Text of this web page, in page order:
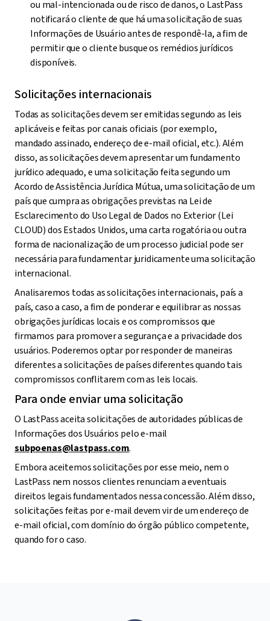
ou mal-intencionada ou de risco de danos, o LastPass
notificará o cliente de que há uma solicitação de suas
Informações de Usuário antes de respondê-la, a fim de
permitir que o cliente busque os remédios jurídicos
disponíveis.
Solicitações internacionais
Todas as solicitações devem ser emitidas segundo as leis
aplicáveis e feitas por canais oficiais (por exemplo,
mandado assinado, endereço de e-mail oficial, etc.). Além
disso, as solicitações devem apresentar um fundamento
jurídico adequado, e uma solicitação feita segundo um
Acordo de Assistência Jurídica Mútua, uma solicitação de um
país que cumpra as obrigações previstas na Lei de
Esclarecimento do Uso Legal de Dados no Exterior (Lei
CLOUD) dos Estados Unidos, uma carta rogatória ou outra
forma de nacionalização de um processo judicial pode ser
necessária para fundamentar juridicamente uma solicitação
internacional.
Analisaremos todas as solicitações internacionais, país a
país, caso a caso, a fim de ponderar e equilibrar as nossas
obrigações jurídicas locais e os compromissos que
firmamos para promover a segurança e a privacidade dos
usuários. Poderemos optar por responder de maneiras
diferentes a solicitações de países diferentes quando tais
compromissos conflitarem com as leis locais.
Para onde enviar uma solicitação
O LastPass aceita solicitações de autoridades públicas de
Informações dos Usuários pelo e-mail
subpoenas@lastpass.com.
Embora aceitemos solicitações por esse meio, nem o
LastPass nem nossos clientes renunciam a eventuais
direitos legais fundamentados nessa concessão. Além disso,
solicitações feitas por e-mail devem vir de um endereço de
e-mail oficial, com domínio do órgão público competente,
quando for o caso.